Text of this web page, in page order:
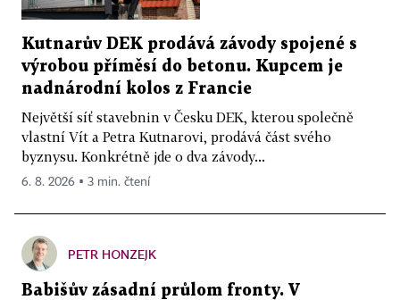
Kutnarův DEK prodává závody spojené s
výrobou příměsí do betonu. Kupcem je
nadnárodní kolos z Francie
Největší síť stavebnin v Česku DEK, kterou společně
vlastní Vít a Petra Kutnarovi, prodává část svého
byznysu. Konkrétně jde o dva závody...
6. 8. 2026 ▪ 3 min. čtení
PETR HONZEJK
Babišův zásadní průlom fronty. V